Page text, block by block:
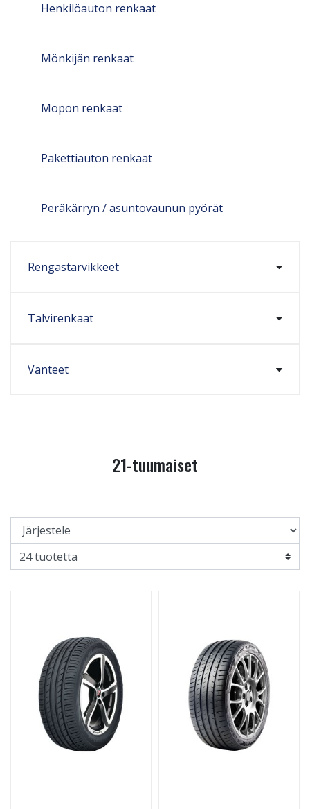
Henkilöauton renkaat
Mönkijän renkaat
Mopon renkaat
Pakettiauton renkaat
Peräkärryn / asuntovaunun pyörät
Rengastarvikkeet
Talvirenkaat
Vanteet
21-tuumaiset